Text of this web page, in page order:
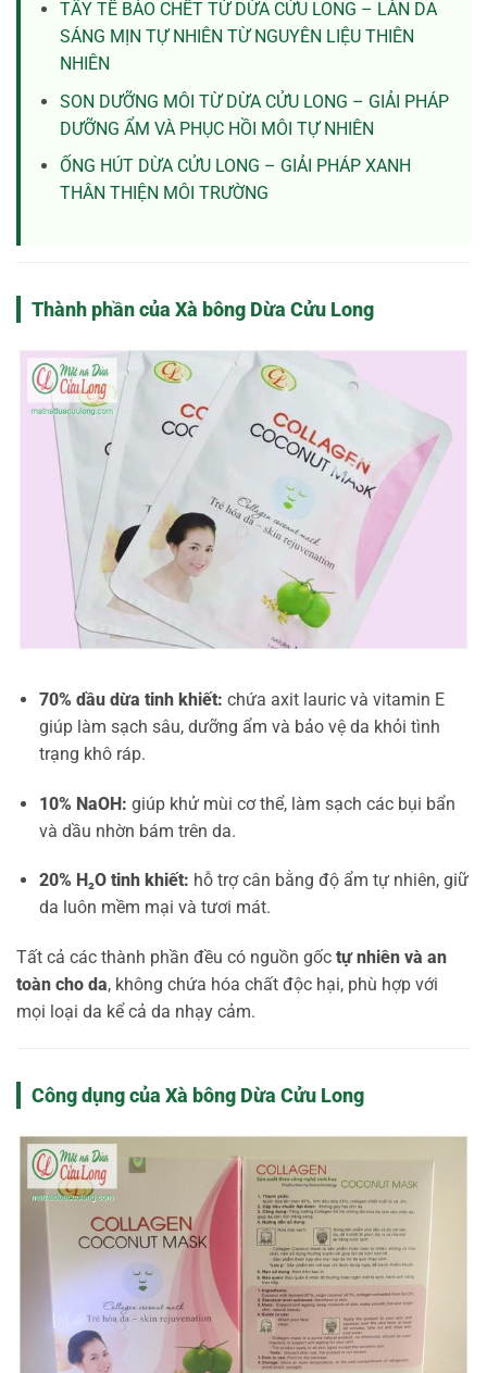
TẨY TẾ BÀO CHẾT TỪ DỪA CỬU LONG – LÀN DA
SÁNG MỊN TỰ NHIÊN TỪ NGUYÊN LIỆU THIÊN
NHIÊN
SON DƯỠNG MÔI TỪ DỪA CỬU LONG – GIẢI PHÁP
DƯỠNG ẨM VÀ PHỤC HỒI MÔI TỰ NHIÊN
ỐNG HÚT DỪA CỬU LONG – GIẢI PHÁP XANH
THÂN THIỆN MÔI TRƯỜNG
Thành phần của Xà bông Dừa Cửu Long
70% dầu dừa tinh khiết: chứa axit lauric và vitamin E
giúp làm sạch sâu, dưỡng ẩm và bảo vệ da khỏi tình
trạng khô ráp.
10% NaOH: giúp khử mùi cơ thể, làm sạch các bụi bẩn
và dầu nhờn bám trên da.
20% H₂O tinh khiết: hỗ trợ cân bằng độ ẩm tự nhiên, giữ
da luôn mềm mại và tươi mát.
Tất cả các thành phần đều có nguồn gốc tự nhiên và an
toàn cho da, không chứa hóa chất độc hại, phù hợp với
mọi loại da kể cả da nhạy cảm.
Công dụng của Xà bông Dừa Cửu Long